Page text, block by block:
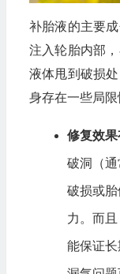
补胎液的主要
注入轮胎内部
液体甩到破损
身存在一些局限
修复效果
破洞（
破损或
力。而
能保证长